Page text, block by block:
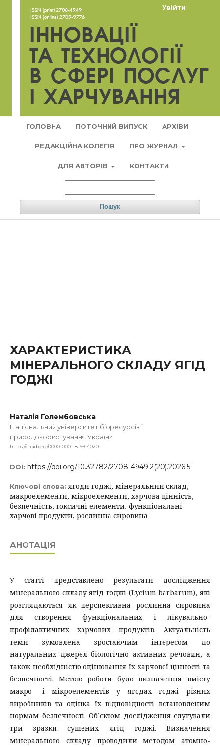
ГОЛОВНА ПОТОЧНИЙ ВИПУСК АРХІВИ
РЕДАКЦІЙНА КОЛЕГІЯ ПРО ЖУРНАЛ
ДЛЯ АВТОРІВ КОНТАКТИ
Пошук
Увійти
ХАРАКТЕРИСТИКА
МІНЕРАЛЬНОГО СКЛАДУ ЯГІД
ГОДЖІ
Наталія Голембовська
Національний університет біоресурсів і
природокористування України
https://orcid.org/0000-0001-8159-4020
DOI: https://doi.org/10.32782/2708-4949.2(20).2026.5
Ключові слова: ягоди годжі, мінеральний склад,
макроелементи, мікроелементи, харчова цінність,
безпечність, токсичні елементи, функціональні
харчові продукти, рослинна сировина
АНОТАЦІЯ
У статті представлено результати дослідження
мінерального складу ягід годжі (Lycium barbarum), які
розглядаються як перспективна рослинна сировина
для створення функціональних і лікувально-
профілактичних харчових продуктів. Актуальність
теми зумовлена зростаючим інтересом до
натуральних джерел біологічно активних речовин, а
також необхідністю оцінювання їх харчової цінності та
безпечності. Метою роботи було визначення вмісту
макро- і мікроелементів у ягодах годжі різних
виробників та оцінка їх відповідності встановленим
нормам безпечності. Об’єктом дослідження слугували
три зразки сушених ягід годжі. Визначення
мінерального складу проводили методом атомно-